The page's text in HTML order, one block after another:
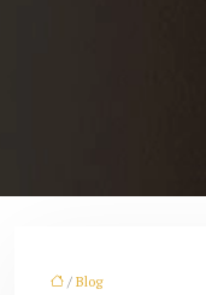
/ Blog